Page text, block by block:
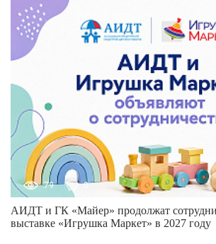
79 0
АИДТ и ГК «Майер» продолжат
выставке «Игрушка Маркет» в 2027 году